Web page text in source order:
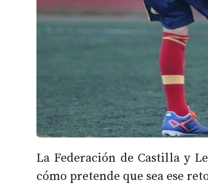
La Federación de Castilla y
cómo pretende que sea ese